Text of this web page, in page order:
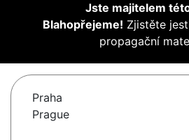
Jste majitelem
Blahopřejeme! Zjistěte
propagační
Praha
Prague